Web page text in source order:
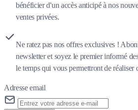
bénéficier d'un accès anticipé à nos
ventes privées.
Ne ratez pas nos offres exclusives !
newsletter et soyez le premier informé
le temps qui vous permettront de réaliser
Adresse email